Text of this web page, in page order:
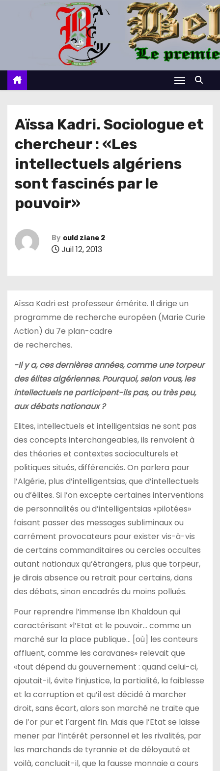
c
Aïssa Kadri. Sociologue et
chercheur : «Les
intellectuels algériens
sont fascinés par le
pouvoir»
By ould ziane 2
Juil 12, 2013
Aïssa Kadri est professeur émérite. Il dirige un
programme de recherche européen (Marie Curie
Action) du 7e plan-cadre
de recherches.
-Il y a, ces dernières années, comme une torpeur
des élites algériennes. Pourquoi, selon vous, les
intellectuels ne participent-ils pas, ou très peu,
aux débats nationaux ?
Elites, intellectuels et intelligentsias ne sont pas
des concepts interchangeables, ils renvoient à
des théories et contextes socioculturels et
politiques situés, différenciés. On parlera pour
l’Algérie, plus d’intelligentsias, que d’intellectuels
ou d’élites. Si l’on excepte certaines interventions
de personnalités ou d’intelligentsias «pilotées»
faisant passer des messages subliminaux ou
carrément provocateurs pour exister vis-à-vis
de certains commanditaires ou cercles occultes
autant nationaux qu’étrangers, plus que torpeur,
je dirais absence ou retrait pour certains, dans
des débats, sinon encadrés du moins pollués.
Pour reprendre l’immense Ibn Khaldoun qui
caractérisant «l’Etat et le pouvoir… comme un
marché sur la place publique… [où] les conteurs
affluent, comme les caravanes» relevait que
«tout dépend du gouvernement : quand celui-ci,
ajoutait-il, évite l’injustice, la partialité, la faiblesse
et la corruption et qu’il est décidé à marcher
droit, sans écart, alors son marché ne traite que
de l’or pur et l’argent fin. Mais que l’Etat se laisse
mener par l’intérêt personnel et les rivalités, par
les marchands de tyrannie et de déloyauté et
voilà, concluait-il, que la fausse monnaie a cours